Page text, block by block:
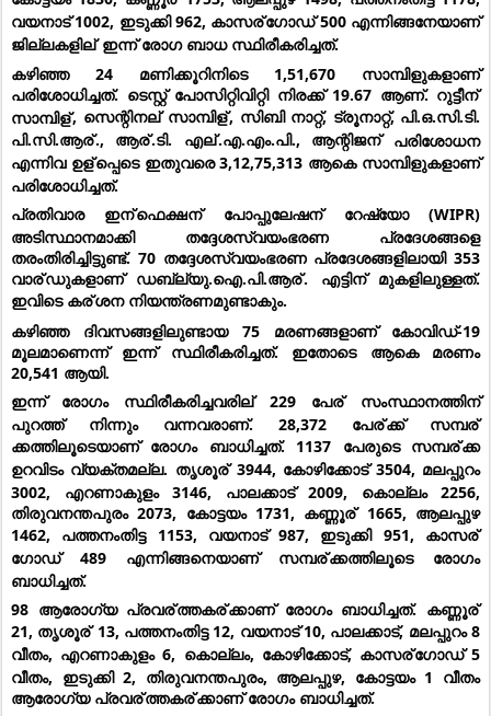
വയനാട് 1002, ഇടുക്കി 962, കാസര്ഗോഡ് 500 എന്നിങ്ങനേയാണ്
ജില്ലകളില് ഇന്ന് രോഗ ബാധ സ്ഥിരീകരിച്ചത്.
കഴിഞ്ഞ 24 മണിക്കൂറിനിടെ 1,51,670 സാമ്പിളുകളാണ്
പരിശോധിച്ചത്. ടെസ്റ്റ് പോസിറ്റിവിറ്റി നിരക്ക് 19.67 ആണ്. റുട്ടീന്
സാമ്പിള്, സെന്റിനല് സാമ്പിള്, സിബി നാറ്റ്, ട്രൂനാറ്റ്, പി.ഒ.സി.ടി.
പി.സി.ആര്., ആര്.ടി. എല്.എ.എം.പി., ആന്റിജന് പരിശോധന
എന്നിവ ഉള്പ്പെടെ ഇതുവരെ 3,12,75,313 ആകെ സാമ്പിളുകളാണ്
പരിശോധിച്ചത്.
പ്രതിവാര ഇന്ഫെക്ഷന് പോപ്പുലേഷന് റേഷ്യോ (WIPR)
അടിസ്ഥാനമാക്കി തദ്ദേശസ്വയംഭരണ പ്രദേശങ്ങളെ
തരംതിരിച്ചിട്ടുണ്ട്. 70 തദ്ദേശസ്വയംഭരണ പ്രദേശങ്ങളിലായി 353
വാര്ഡുകളാണ് ഡബ്ല്യു.ഐ.പി.ആര്. എട്ടിന് മുകളിലുള്ളത്.
ഇവിടെ കര്ശന നിയന്ത്രണമുണ്ടാകും.
കഴിഞ്ഞ ദിവസങ്ങളിലുണ്ടായ 75 മരണങ്ങളാണ് കോവിഡ്-19
മൂലമാണെന്ന് ഇന്ന് സ്ഥിരീകരിച്ചത്. ഇതോടെ ആകെ മരണം
20,541 ആയി.
ഇന്ന് രോഗം സ്ഥിരീകരിച്ചവരില് 229 പേര് സംസ്ഥാനത്തിന്
പുറത്ത് നിന്നും വന്നവരാണ്. 28,372 പേര്ക്ക് സമ്പര്
ക്കത്തിലൂടെയാണ് രോഗം ബാധിച്ചത്. 1137 പേരുടെ സമ്പര്ക്ക
ഉറവിടം വ്യക്തമല്ല. തൃശൂര് 3944, കോഴിക്കോട് 3504, മലപ്പുറം
3002, എറണാകുളം 3146, പാലക്കാട് 2009, കൊല്ലം 2256,
തിരുവനന്തപുരം 2073, കോട്ടയം 1731, കണ്ണൂര് 1665, ആലപ്പുഴ
1462, പത്തനംതിട്ട 1153, വയനാട് 987, ഇടുക്കി 951, കാസര്
ഗോഡ് 489 എന്നിങ്ങനെയാണ് സമ്പര്ക്കത്തിലൂടെ രോഗം
ബാധിച്ചത്.
98 ആരോഗ്യ പ്രവര്ത്തകര്ക്കാണ് രോഗം ബാധിച്ചത്. കണ്ണൂര്
21, തൃശൂര് 13, പത്തനംതിട്ട 12, വയനാട് 10, പാലക്കാട്, മലപ്പുറം 8
വീതം, എറണാകുളം 6, കൊല്ലം, കോഴിക്കോട്, കാസര്ഗോഡ് 5
വീതം, ഇടുക്കി 2, തിരുവനന്തപുരം, ആലപ്പുഴ, കോട്ടയം 1 വീതം
ആരോഗ്യ പ്രവര്ത്തകര്ക്കാണ് രോഗം ബാധിച്ചത്.